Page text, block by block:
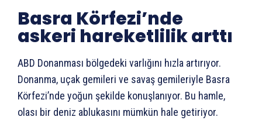
Basra Körfezi’nde
askeri hareketlilik arttı
ABD Donanması bölgedeki varlığını hızla artırıyor.
Donanma, uçak gemileri ve savaş gemileriyle Basra
Körfezi’nde yoğun şekilde konuşlanıyor. Bu hamle,
olası bir deniz ablukasını mümkün hale getiriyor.